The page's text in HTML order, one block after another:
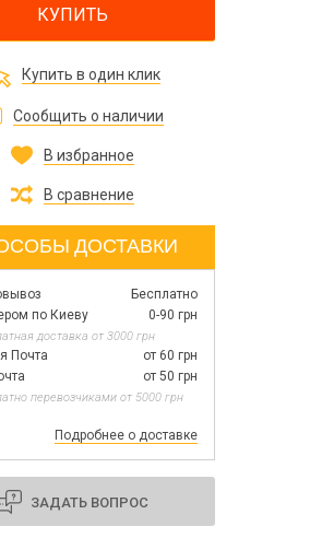
духов
и аромадифузоров
оптом
жидкие и баттеры оптом
защитников и защитниц
КУПИТЬ
Купить в один клик
Сообщить о наличии
В избранное
В сравнение
ДОСТАВКИ
Бесплатно
по Киеву
0-90 грн
доставка от 3000 грн
Почта
от 60 грн
от 50 грн
перевозчиками от 5000 грн
Подробнее о доставке
ЗАДАТЬ ВОПРОС